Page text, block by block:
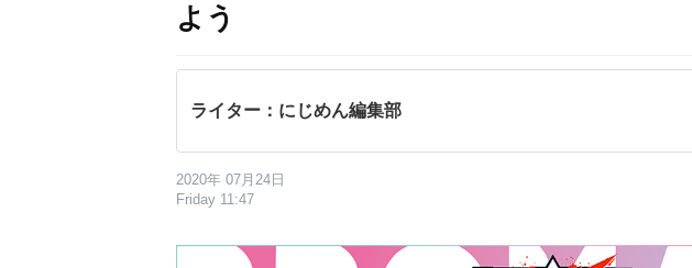
よう
ライター：にじめん編集部
2020年 07月24日
Friday 11:47